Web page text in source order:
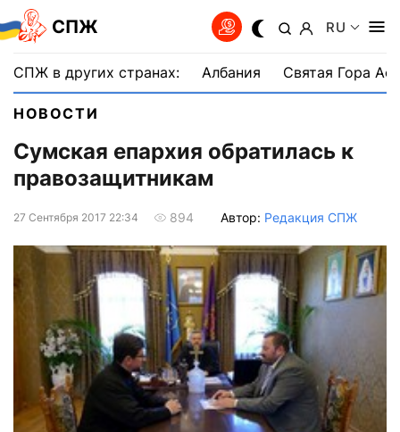
СПЖ RU
СПЖ в других странах: Албания Святая Гора
НОВОСТИ
Сумская епархия обратилась к
правозащитникам
27 Сентября 2017 22:34 894 Автор: Редакция СПЖ